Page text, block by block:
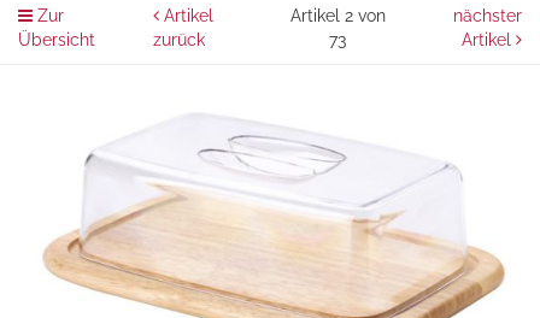
Zur
Übersicht
Artikel
zurück
Artikel 2 von
73
nächster
Artikel